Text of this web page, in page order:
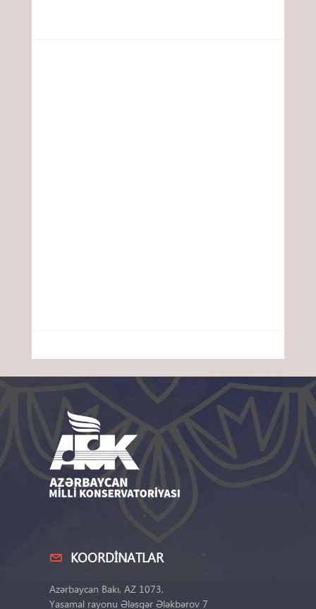
KOORDINATLAR
Azərbaycan Bakı, AZ 1073,
Yasamal rayonu Ələsgər Ələkbərov 7